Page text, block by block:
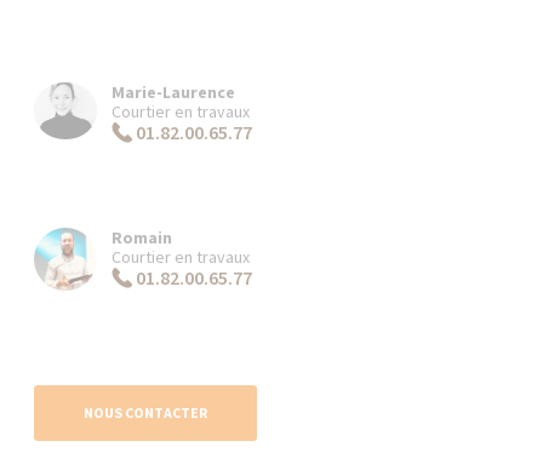
Marie-Laurence
Courtier en travaux
01.82.00.65.77
Romain
Courtier en travaux
01.82.00.65.77
NOUS CONTACTER